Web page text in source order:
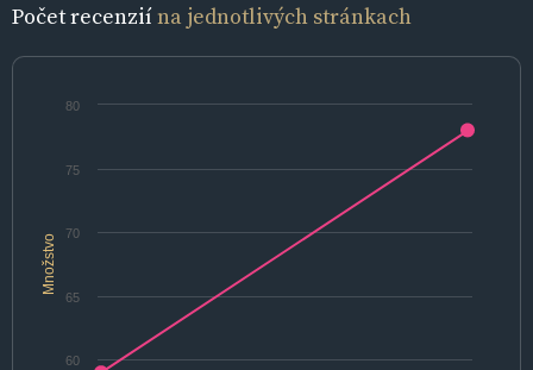
Počet recenziína jednotlivých stránkach
Množstvo
60
65
70
75
80